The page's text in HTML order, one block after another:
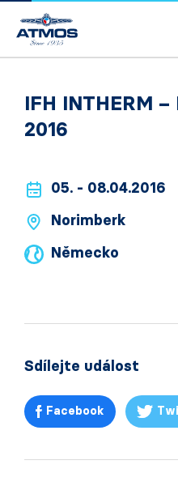
IFH INTHERM –
2016
05. - 08.04.2016
Norimberk
Německo
Sdílejte událost
Facebook